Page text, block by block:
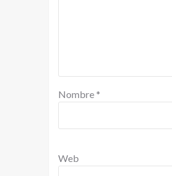
Nombre *
Web